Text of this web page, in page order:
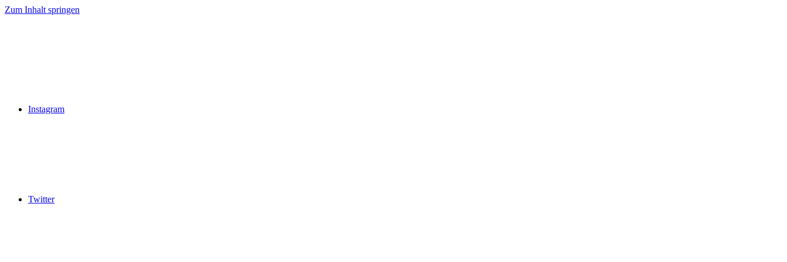
Zum Inhalt springen
Instagram
Twitter